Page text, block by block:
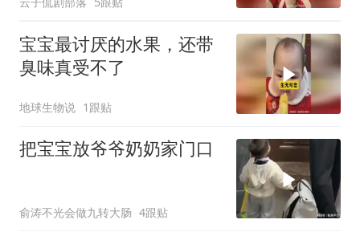
宝宝最讨厌的水果，还带
臭味真受不了
地球生物说 1跟贴
把宝宝放爷爷奶奶家门口
俞涛不光会做九转大肠 4跟贴